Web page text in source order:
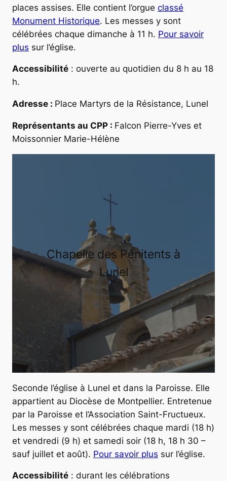
places assises. Elle contient l’orgue classé
Monument Historique. Les messes y sont
célébrées chaque dimanche à 11 h. Pour savoir
plus sur l’église.
Accessibilité : ouverte au quotidien du 8 h au 18
h.
Adresse : Place Martyrs de la Résistance, Lunel
Représentants au CPP : Falcon Pierre-Yves et
Moissonnier Marie-Hélène
Chapelle des Pénitents à
Lunel
Seconde l’église à Lunel et dans la Paroisse. Elle
appartient au Diocèse de Montpellier. Entretenue
par la Paroisse et l’Association Saint-Fructueux.
Les messes y sont célébrées chaque mardi (18 h)
et vendredi (9 h) et samedi soir (18 h, 18 h 30 –
sauf juillet et août). Pour savoir plus sur l’église.
Accessibilité : durant les célébrations